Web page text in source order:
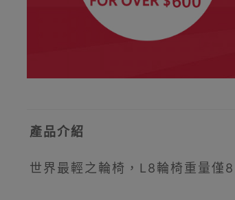
產品介紹
世界最輕之輪椅，L8輪椅重量僅